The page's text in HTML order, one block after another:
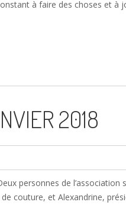
à faire des choses et à
2018
personnes de
couture, et Alexandrine,